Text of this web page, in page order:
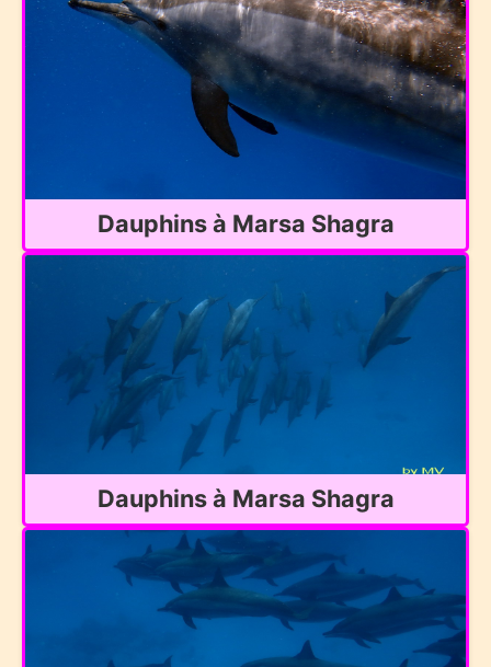
Dauphins à Marsa Shagra
Dauphins à Marsa Shagra